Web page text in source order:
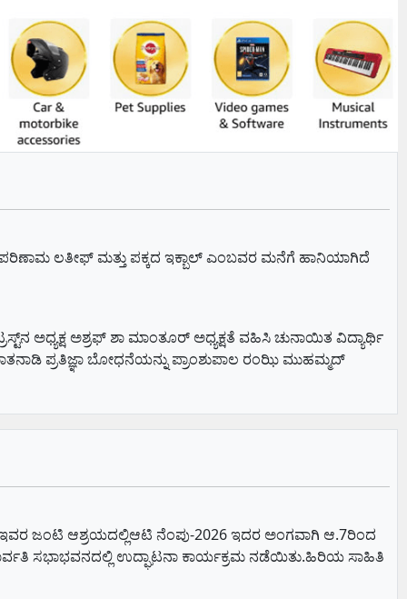
ಲತೀಫ್ ಮತ್ತು ಪಕ್ಕದ ಇಕ್ಬಾಲ್ ಎಂಬವರ ಮನೆಗೆ ಹಾನಿಯಾಗಿದೆ
ಅಧ್ಯಕ್ಷ ಅಶ್ರಫ್ ಶಾ ಮಾಂತೂರ್ ಅಧ್ಯಕ್ಷತೆ ವಹಿಸಿ ಚುನಾಯಿತ ವಿದ್ಯಾರ್ಥಿ
ಪ್ರತಿಜ್ಞಾ ಬೋಧನೆಯನ್ನು ಪ್ರಾಂಶುಪಾಲ ರಂಝಿ ಮುಹಮ್ಮದ್
ಇವರ ಜಂಟಿ ಆಶ್ರಯದಲ್ಲಿಆಟಿ ನೆಂಪು-2026 ಇದರ ಅಂಗವಾಗಿ ಆ.7ರಿಂದ
ಸಭಾಭವನದಲ್ಲಿ ಉದ್ಘಾಟನಾ ಕಾರ್ಯಕ್ರಮ ನಡೆಯಿತು.ಹಿರಿಯ ಸಾಹಿತಿ